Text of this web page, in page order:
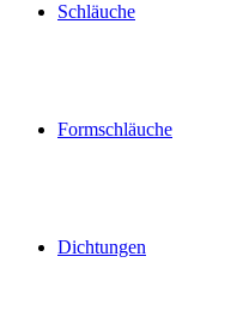
Schläuche
Formschläuche
Dichtungen